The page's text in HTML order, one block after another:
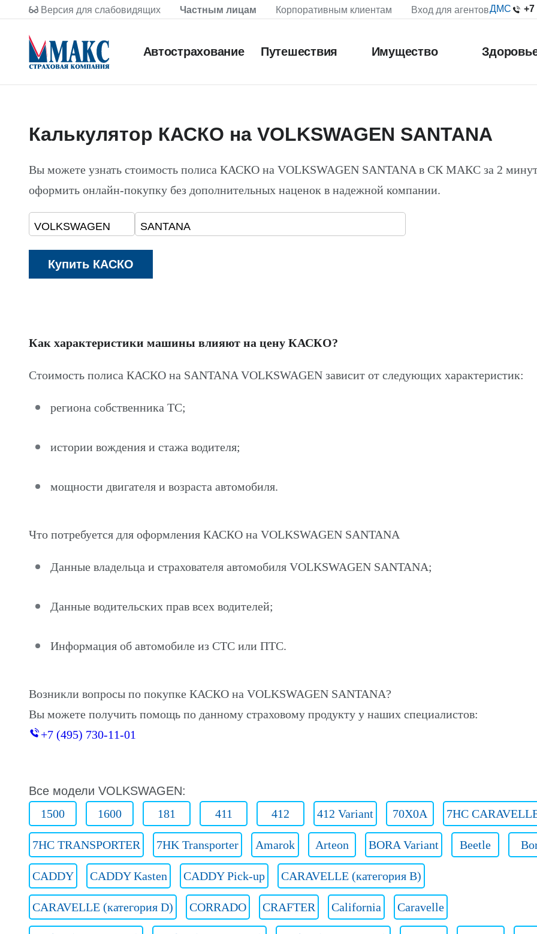
Версия для слабовидящих Частным лицам Корпоративным клиентам Вход для агентовДМС +7
Автострахование Путешествия Имущество
Калькулятор КАСКО на VOLKSWAGEN SANTANA
Вы можете узнать стоимость полиса КАСКО на VOLKSWAGEN SANTANA в СК МАКС за 2
оформить онлайн-покупку без дополнительных наценок в надежной компании.
Как характеристики машины влияют на цену КАСКО?
Стоимость полиса КАСКО на SANTANA VOLKSWAGEN зависит от следующих характеристик:
региона собственника ТС;
истории вождения и стажа водителя;
мощности двигателя и возраста автомобиля.
Что потребуется для оформления КАСКО на VOLKSWAGEN SANTANA
Данные владельца и страхователя автомобиля VOLKSWAGEN SANTANA;
Данные водительских прав всех водителей;
Информация об автомобиле из СТС или ПТС.
Возникли вопросы по покупке КАСКО на VOLKSWAGEN SANTANA?
Вы можете получить помощь по данному страховому продукту у наших специалистов:
+7 (495) 730-11-01
Все модели VOLKSWAGEN:
1500
1600 181 411 412 412 Variant 70X0A 7HC
7HC TRANSPORTER 7HK Transporter Amarok Arteon BORA Variant Beetle
CADDY CADDY Kasten CADDY Pick-up CARAVELLE (категория B)
CARAVELLE (категория D) CORRADO CRAFTER California Caravelle